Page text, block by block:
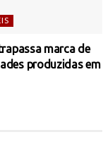
marca de
produzidas em